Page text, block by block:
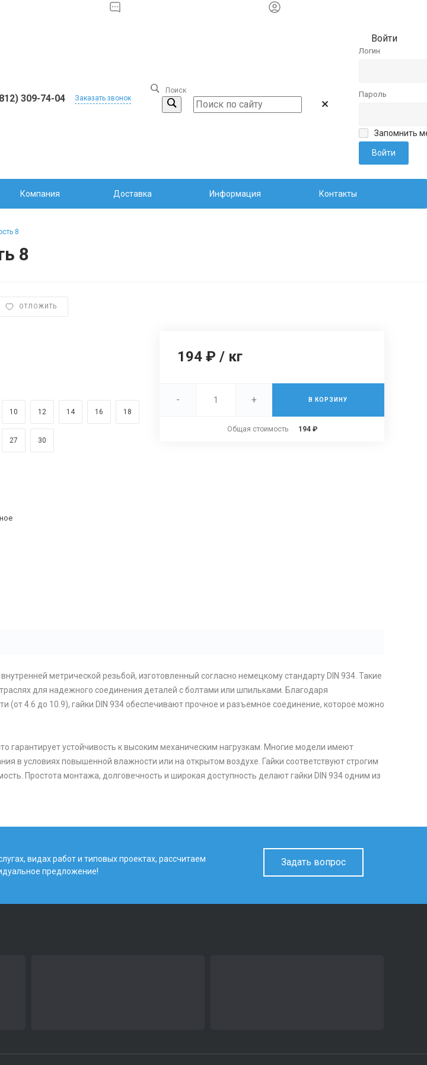
309-74-04 Заказать звонок
Поиск
Войти
Логин
Пароль
Запомнить
Компания Доставка Информация Контакты
8
8
ОТЛОЖИТЬ
10 12 14 16 18
27 30
194 ₽ / кг
- + В КОРЗИНУ
Общая стоимость 194 ₽
метрической резьбой, изготовленный согласно немецкому стандарту DIN 934. Такие
для надежного соединения деталей с болтами или шпильками. Благодаря
4.6 до 10.9), гайки DIN 934 обеспечивают прочное и разъемное соединение, которое можно
гарантирует устойчивость к высоким механическим нагрузкам. Многие модели имеют
в условиях повышенной влажности или на открытом воздухе. Гайки соответствуют строгим
Простота монтажа, долговечность и широкая доступность делают гайки DIN 934 одним из
видах работ и типовых проектах, рассчитаем
предложение!
Задать вопрос